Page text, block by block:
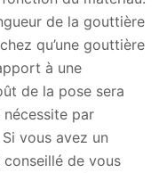
de la gouttière
qu’une gouttière
à une
de la pose sera
par
vous avez un
de vous